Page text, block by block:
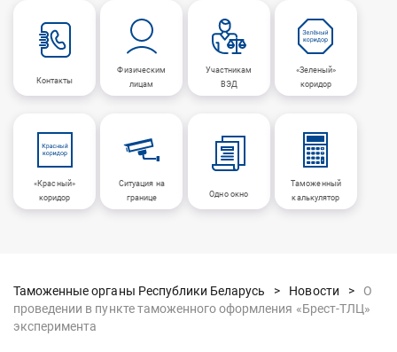
Контакты
Физическим
лицам
Участникам
ВЭД
«Зеленый»
коридор
«Красный»
коридор
Ситуация на
границе
Одно окно
Таможенный
калькулятор
Таможенные органы Республики Беларусь > Новости >
О
проведении в пункте таможенного оформления «Брест-ТЛЦ»
эксперимента